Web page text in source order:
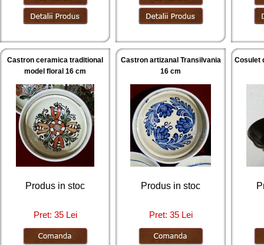
Castron ceramica traditional
model floral 16 cm
Produs in stoc
Pret: 35 Lei
Castron artizanal Transilvania
16 cm
Produs in stoc
Pret: 35 Lei
Cosulet